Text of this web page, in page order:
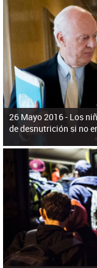
26 Mayo 2016 - Los
de desnutrición si no